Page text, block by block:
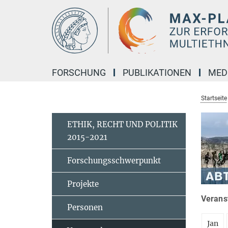
FORSCHUNG PUBLIKATIONEN
Startseite
Jan
ETHIK, RECHT UND POLITIK
2015-2021
Forschungsschwerpunkt
Projekte
Personen